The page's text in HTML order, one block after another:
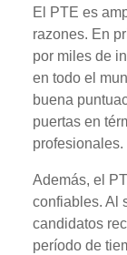
El PTE es
razones. En
por miles de
en todo el
buena
puertas en
profesionales.
Además, el
confiables. Al
candidatos
período de